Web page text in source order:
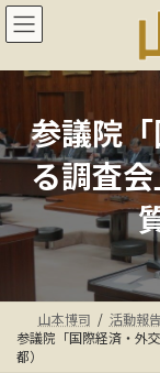
コ
ン
ン
ス
キ
プ
ナ
ビ
ー
ン
に
動
参議院
る調査
山本博司 活動報
参議院「国際経済・外
都）